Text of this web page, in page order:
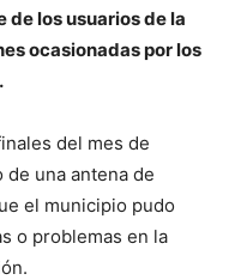
los usuarios de la
ocasionadas por los
del mes de
una antena de
el municipio pudo
o problemas en la